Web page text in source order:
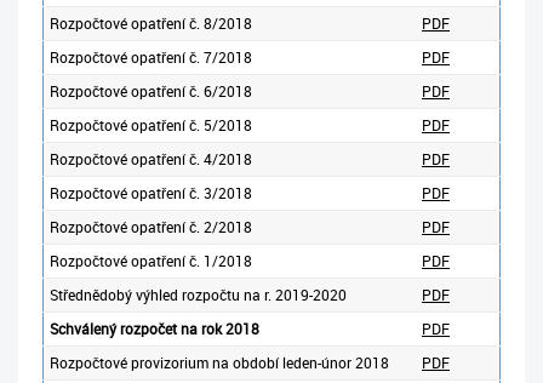
Rozpočtové opatření č. 8/2018
PDF
Rozpočtové opatření č. 7/2018
PDF
Rozpočtové opatření č. 6/2018
PDF
Rozpočtové opatření č. 5/2018
PDF
Rozpočtové opatření č. 4/2018
PDF
Rozpočtové opatření č. 3/2018
PDF
Rozpočtové opatření č. 2/2018
PDF
Rozpočtové opatření č. 1/2018
PDF
Střednědobý výhled rozpočtu na r. 2019-2020
PDF
Schválený rozpočet na rok 2018
PDF
Rozpočtové provizorium na období leden-únor 2018
PDF